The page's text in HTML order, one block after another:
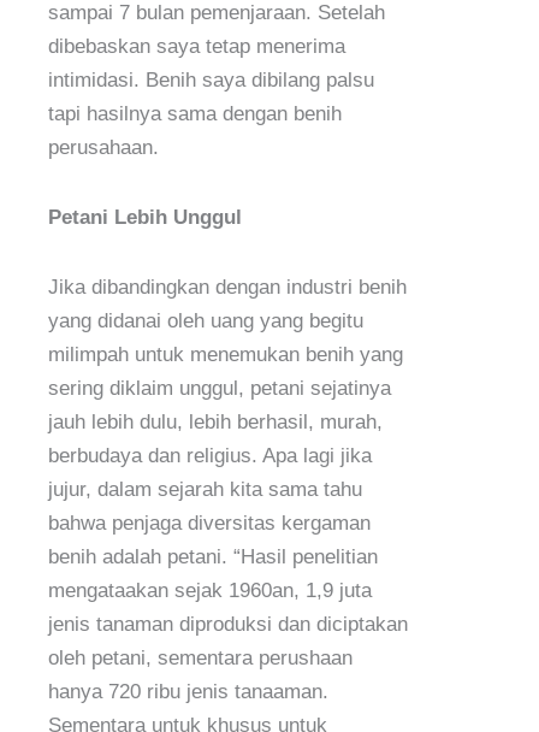
sampai 7 bulan pemenjaraan. Setelah
dibebaskan saya tetap menerima
intimidasi. Benih saya dibilang palsu
tapi hasilnya sama dengan benih
perusahaan.
Petani Lebih Unggul
Jika dibandingkan dengan industri benih
yang didanai oleh uang yang begitu
milimpah untuk menemukan benih yang
sering diklaim unggul, petani sejatinya
jauh lebih dulu, lebih berhasil, murah,
berbudaya dan religius. Apa lagi jika
jujur, dalam sejarah kita sama tahu
bahwa penjaga diversitas kergaman
benih adalah petani. “Hasil penelitian
mengataakan sejak 1960an, 1,9 juta
jenis tanaman diproduksi dan diciptakan
oleh petani, sementara perushaan
hanya 720 ribu jenis tanaaman.
Sementara untuk khusus untuk